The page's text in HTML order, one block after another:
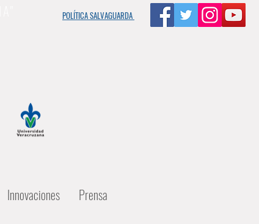
POLÍTICA SALVAGUARDA
Innovaciones Prensa